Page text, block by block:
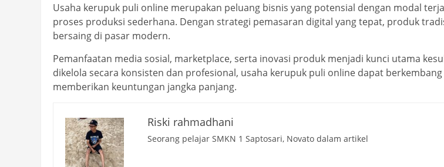
Usaha kerupuk puli online merupakan peluang bisnis yang potensial dengan modal
proses produksi sederhana. Dengan strategi pemasaran digital yang tepat, produk
bersaing di pasar modern.
Pemanfaatan media sosial, marketplace, serta inovasi produk menjadi kunci utama
dikelola secara konsisten dan profesional, usaha kerupuk puli online dapat
memberikan keuntungan jangka panjang.
Riski rahmadhani
Seorang pelajar SMKN 1 Saptosari, Novato dalam artikel